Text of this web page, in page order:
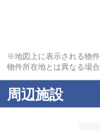
※地図上に表示される物
物件所在地とは異なる場合
周辺施設